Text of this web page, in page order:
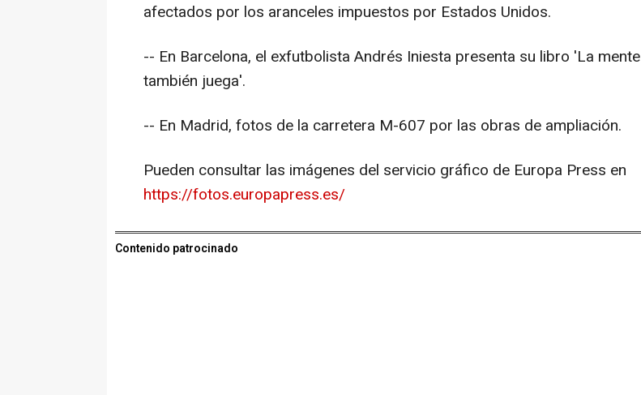
afectados por los aranceles impuestos por Estados Unidos.
-- En Barcelona, el exfutbolista Andrés Iniesta presenta su libro 'La mente
también juega'.
-- En Madrid, fotos de la carretera M-607 por las obras de ampliación.
Pueden consultar las imágenes del servicio gráfico de Europa Press en
https://fotos.europapress.es/
Contenido patrocinado